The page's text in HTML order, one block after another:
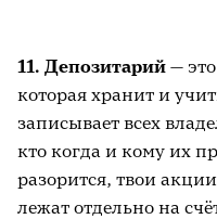
11. Депозитарий —
которая хранит и
записывает всех
кто когда и кому их
разорится, твои
лежат отдельно на